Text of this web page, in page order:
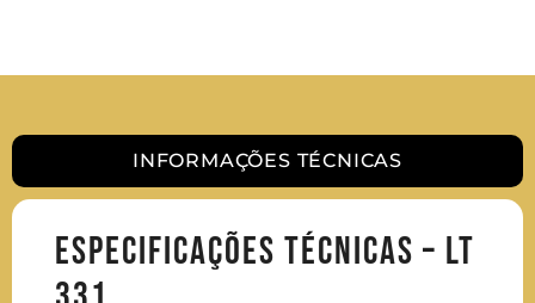
INFORMAÇÕES TÉCNICAS
Especificações Técnicas – LT